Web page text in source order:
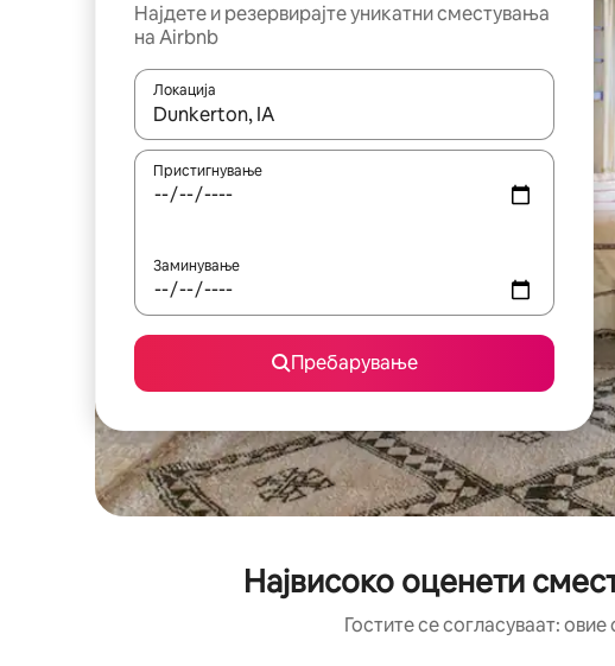
Најдете и резервирајте уникатни сместувања
на Airbnb
Локација
Кога резултатите се достапни, движете се со
Пристигнување
Заминување
Пребарување
Највисоко оценети
Гостите се согласуваат: